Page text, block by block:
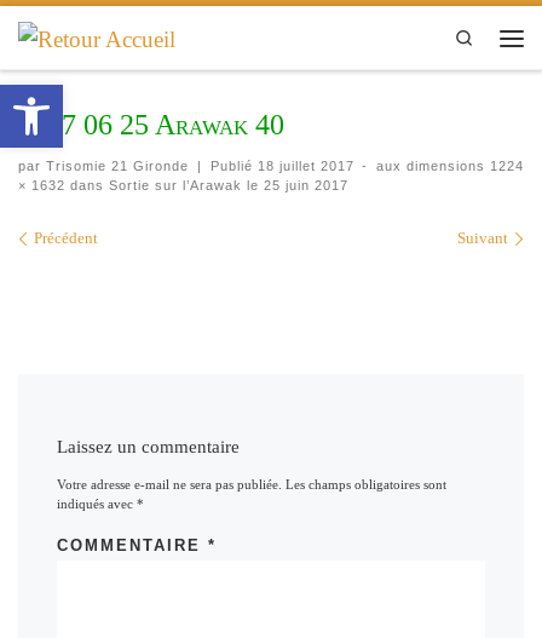
Passer au contenu
Search
2017 06 25 Arawak 40
par Trisomie 21 Gironde | Publié 18 juillet 2017 - aux dimensions 1224
× 1632 dans Sortie sur l’Arawak le 25 juin 2017
Navigation des images
Précédent Suivant
Laissez un commentaire
Votre adresse e-mail ne sera pas publiée. Les champs obligatoires sont
indiqués avec*
COMMENTAIRE*
Ouvrir la barre d’outils